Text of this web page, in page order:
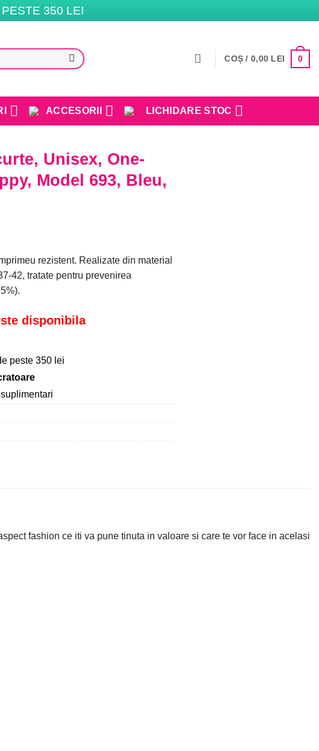
350 LEI
COȘ / 0,00 LEI 0
ACCESORII LICHIDARE STOC
Unisex, One-
Model 693, Bleu,
rezistent. Realizate din material
42, tratate pentru prevenirea
disponibila
peste 350 lei
fashion ce iti va pune tinuta in valoare si care te vor face in acelasi